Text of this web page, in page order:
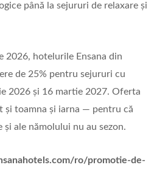
până la sejururi de relaxare şi
2026, hotelurile Ensana din
de 25% pentru sejururi cu
2026 şi 16 martie 2027. Oferta
şi toamna şi iarna — pentru că
şi ale nămolului nu au sezon.
ro/promotie-de-